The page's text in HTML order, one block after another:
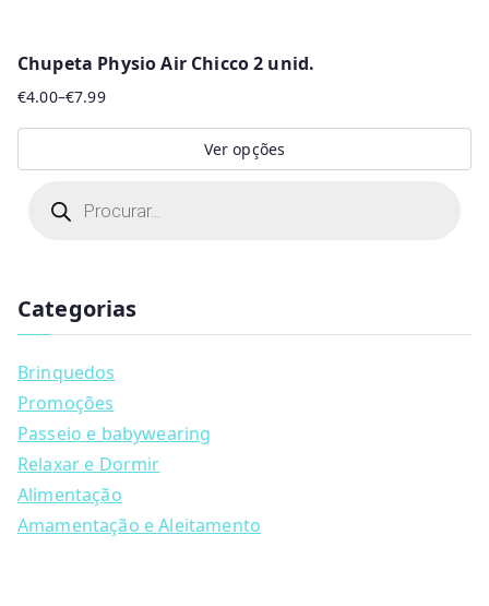
Chupeta Physio Air Chicco 2 unid.
€4.00–€7.99
Price
range:
€4.00
€7.99
Ver opções
product
variants.
The
options
may
be
chosen
on
the
s
s
a
r
c
h
Categorias
Brinquedos
Promoções
Passeio e babywearing
Relaxar e Dormir
Alimentação
Amamentação e Aleitamento